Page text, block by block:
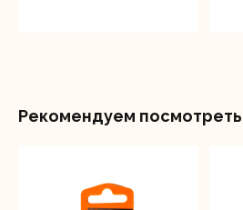
Рекомендуем посмотреть